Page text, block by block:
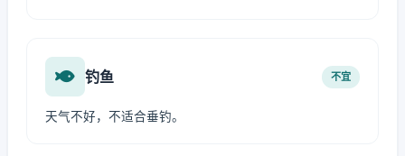
钓鱼 不宜
天气不好，不适合垂钓。